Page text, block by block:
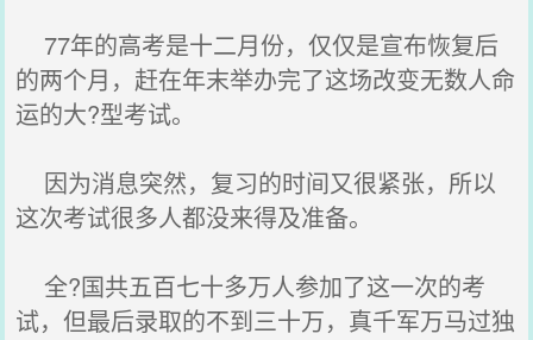
77年的高考是十二月份，仅仅是宣布恢复后
的两个月，赶在年末举办完了这场改变无数人命
运的大?型考试。
因为消息突然，复习的时间又很紧张，所以
这次考试很多人都没来得及准备。
全?国共五百七十多万人参加了这一次的考
试，但最后录取的不到三十万，真千军万马过独